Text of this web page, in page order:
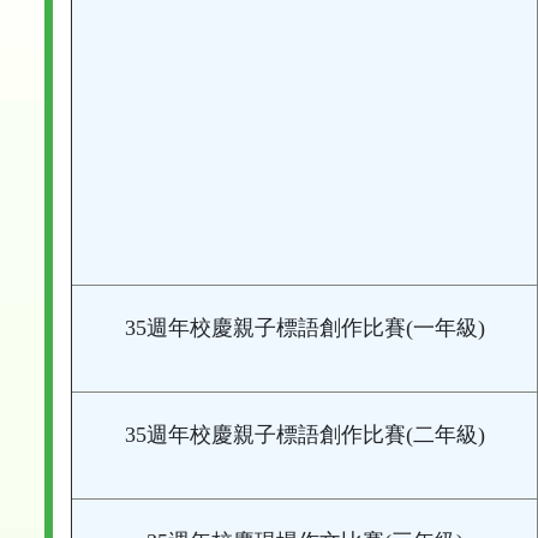
35週年校慶親子標語創作比賽(一年級)
35週年校慶親子標語創作比賽(二年級)